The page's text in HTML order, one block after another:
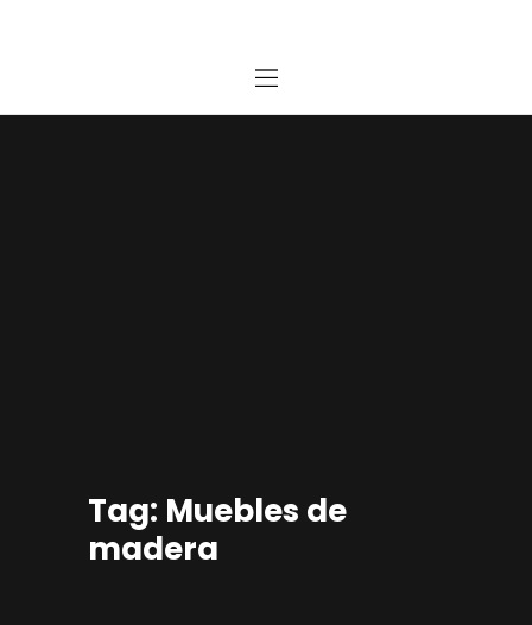
Tag: Muebles de
madera